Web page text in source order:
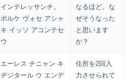
インテレッサンチ。
ポルケ ヴォセ アシャ
キ イッソ アコンテセ
ウ
なるほど。な
ぜそうなった
と思います
か？
エーレス チニャン キ
ヂジタール ウ エンデ
住所を2回入
力させられて